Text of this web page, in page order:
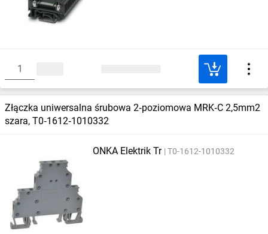
Złączka uniwersalna śrubowa 2‑poziomowa MRK‑C 2,5mm2
szara, T0‑1612‑1010332
ONKA Elektrik Tr T0-1612-1010332